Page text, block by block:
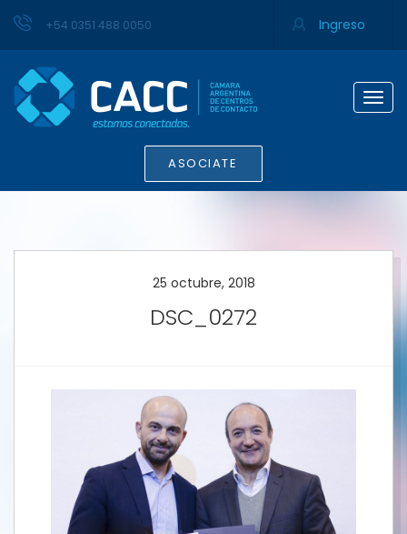
+54 0351 488 0050 Ingreso
ASOCIATE
25 octubre, 2018
DSC_0272